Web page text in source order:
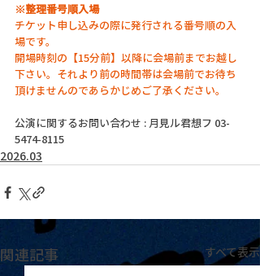
※整理番号順入場
チケット申し込みの際に発行される番号順の入
場です。
開場時刻の【15分前】以降に会場前までお越し
下さい。それより前の時間帯は会場前でお待ち
頂けませんのであらかじめご了承ください。
公演に関するお問い合わせ : 月見ル君想フ 03-
5474-8115
2026.03
関連記事 すべて表示